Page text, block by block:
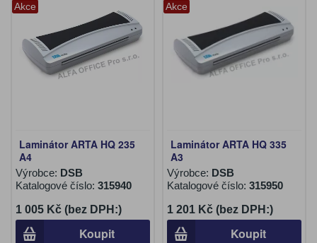
Akce
Laminátor ARTA HQ 235
A4
Výrobce: DSB
Katalogové číslo: 315940
1 005 Kč (bez DPH:)
Koupit
Akce
Laminátor ARTA HQ 335
A3
Výrobce: DSB
Katalogové číslo: 315950
1 201 Kč (bez DPH:)
Koupit